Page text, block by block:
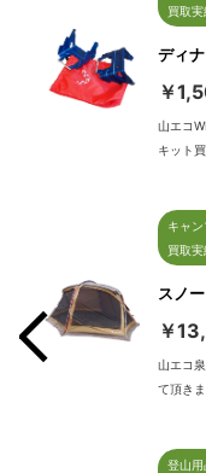
買取実
ディ
￥
山エコ
キット
キャ
買取実
スノ
￥
山エコ
て頂きま
登山用